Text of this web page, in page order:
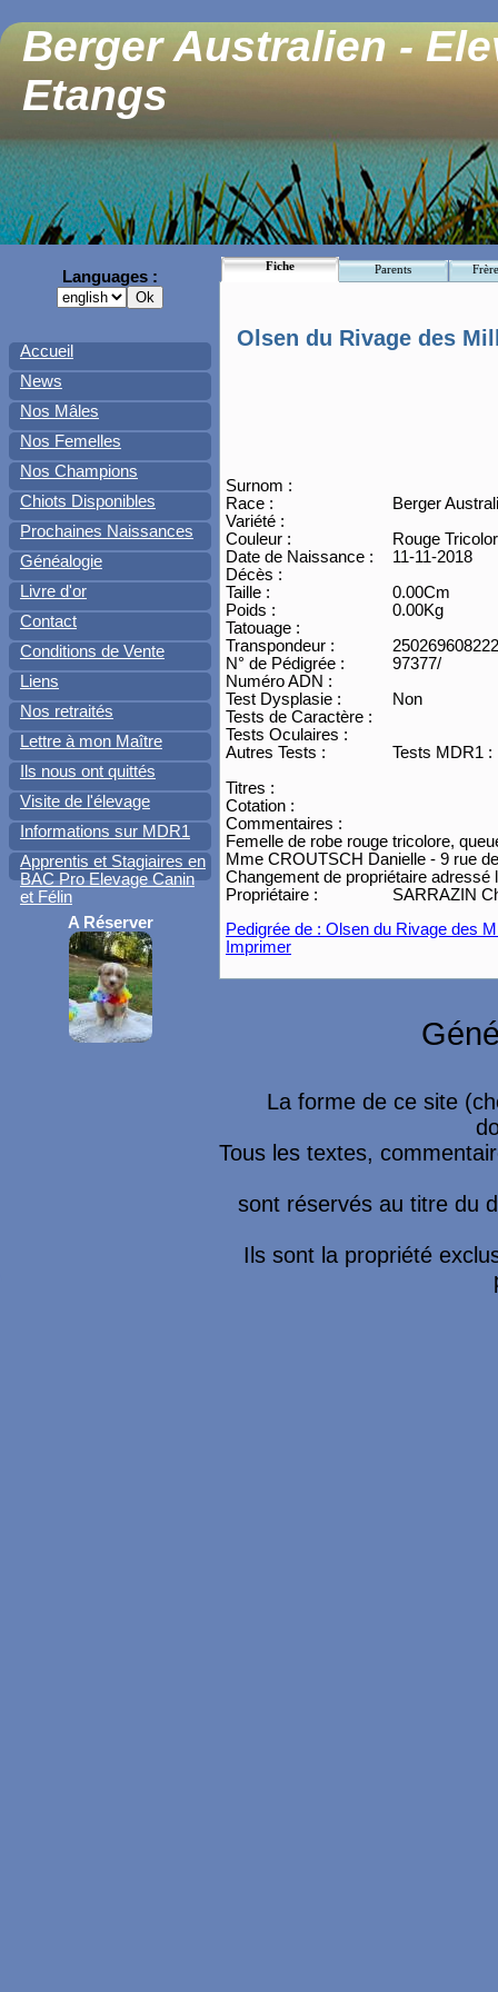
Berger Australien -
Etangs
Languages :
Accueil
News
Nos Mâles
Nos Femelles
Nos Champions
Chiots Disponibles
Prochaines Naissances
Généalogie
Livre d'or
Contact
Conditions de Vente
Liens
Nos retraités
Lettre à mon Maître
Ils nous ont quittés
Visite de l'élevage
Informations sur MDR1
Apprentis et Stagiaires en
BAC Pro Elevage Canin
et Félin
A Réserver
Fiche Parents
Olsen du Rivage des
Surnom :
Race :
Berger
Variété :
Couleur :
Rouge
Date de Naissance :
11-11-2018
Décès :
Taille :
0.00Cm
Poids :
0.00Kg
Tatouage :
Transpondeur :
N° de Pédigrée :
97377/
Numéro ADN :
Test Dysplasie :
Non
Tests de Caractère :
Tests Oculaires :
Autres Tests :
Tests MDR1 :
Titres :
Cotation :
Commentaires :
Femelle de robe rouge tricolore,
Mme CROUTSCH Danielle - 9 rue
Changement de propriétaire adressé
Propriétaire :
SARRAZIN
Pedigrée de : Olsen du Rivage des
Imprimer
La forme de ce site
Tous les textes,
sont réservés au titre du
Ils sont la propriété